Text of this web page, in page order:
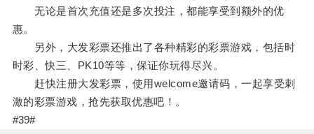
无论是首次充值还是多次投注，都能享受到额外的优
惠。
另外，大发彩票还推出了各种精彩的彩票游戏，包括时
时彩、快三、PK10等等，保证你玩得尽兴。
赶快注册大发彩票，使用welcome邀请码，一起享受刺
激的彩票游戏，抢先获取优惠吧！。
#39#